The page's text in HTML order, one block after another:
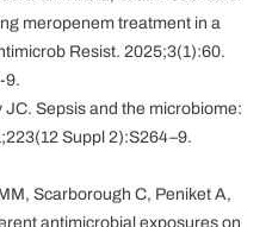
meropenem treatment in a
Resist. 2025;3(1):60.
9.
Sepsis and the microbiome:
Suppl 2):S264–9.
Scarborough C, Peniket A,